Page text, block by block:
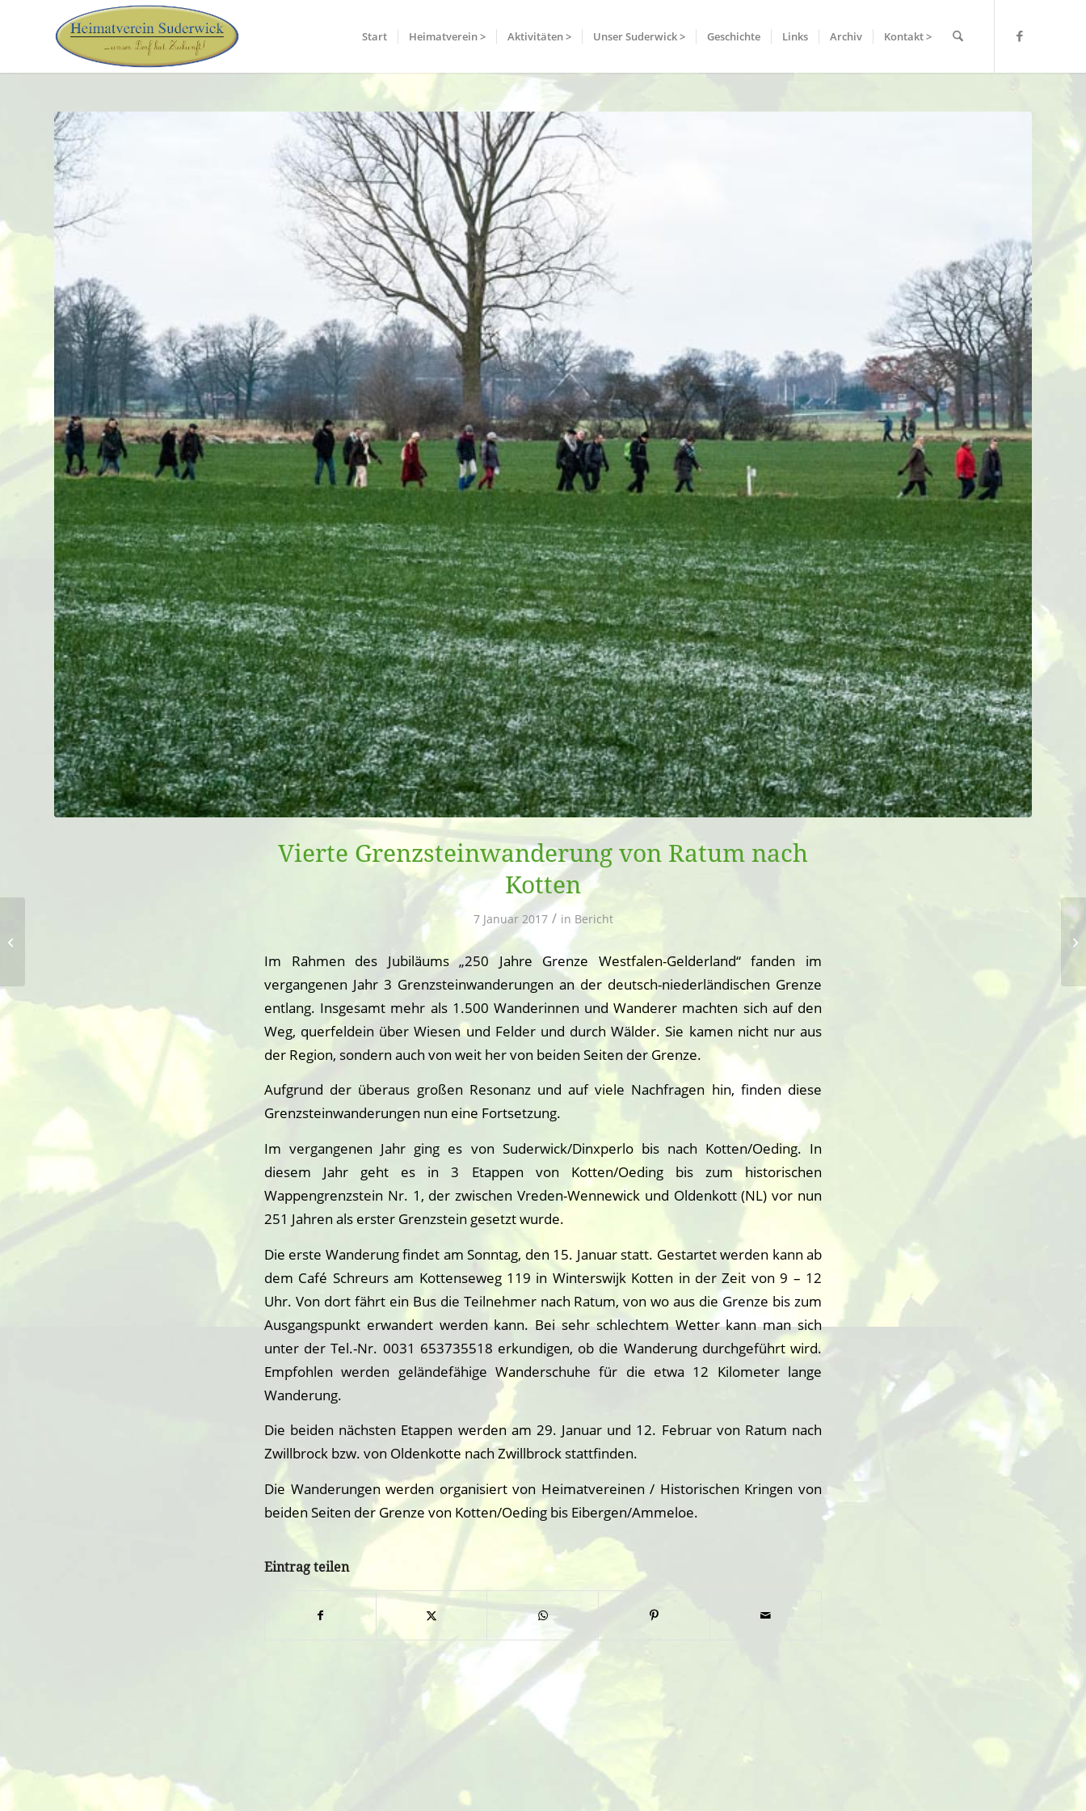
Start Heimatverein > Aktivitäten > Unser Suderwick > Geschichte Links Archiv Kontakt >
Vierte Grenzsteinwanderung von Ratum nach
Kotten
7 Januar 2017 / in Bericht
Im Rahmen des Jubiläums „250 Jahre Grenze Westfalen-Gelderland“ fanden im
vergangenen Jahr 3 Grenzsteinwanderungen an der deutsch-niederländischen Grenze
entlang. Insgesamt mehr als 1.500 Wanderinnen und Wanderer machten sich auf den
Weg, querfeldein über Wiesen und Felder und durch Wälder. Sie kamen nicht nur aus
der Region, sondern auch von weit her von beiden Seiten der Grenze.
Aufgrund der überaus großen Resonanz und auf viele Nachfragen hin, finden diese
Grenzsteinwanderungen nun eine Fortsetzung.
Im vergangenen Jahr ging es von Suderwick/Dinxperlo bis nach Kotten/Oeding. In
diesem Jahr geht es in 3 Etappen von Kotten/Oeding bis zum historischen
Wappengrenzstein Nr. 1, der zwischen Vreden-Wennewick und Oldenkott (NL) vor nun
251 Jahren als erster Grenzstein gesetzt wurde.
Die erste Wanderung findet am Sonntag, den 15. Januar statt. Gestartet werden kann ab
dem Café Schreurs am Kottenseweg 119 in Winterswijk Kotten in der Zeit von 9 – 12
Uhr. Von dort fährt ein Bus die Teilnehmer nach Ratum, von wo aus die Grenze bis zum
Ausgangspunkt erwandert werden kann. Bei sehr schlechtem Wetter kann man sich
unter der Tel.-Nr. 0031 653735518 erkundigen, ob die Wanderung durchgeführt wird.
Empfohlen werden geländefähige Wanderschuhe für die etwa 12 Kilometer lange
Wanderung.
Die beiden nächsten Etappen werden am 29. Januar und 12. Februar von Ratum nach
Zwillbrock bzw. von Oldenkotte nach Zwillbrock stattfinden.
Die Wanderungen werden organisiert von Heimatvereinen / Historischen Kringen von
beiden Seiten der Grenze von Kotten/Oeding bis Eibergen/Ammeloe.
Eintrag teilen